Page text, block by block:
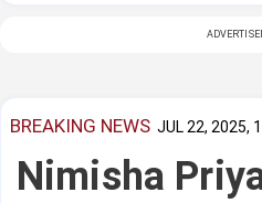
BREAKING NEWS JUL 22, 2025,
Nimisha